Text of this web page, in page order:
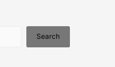
Search